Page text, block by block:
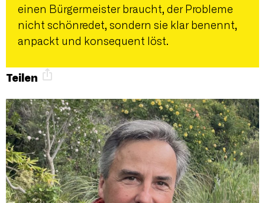
einen Bürgermeister braucht, der Probleme
nicht schönredet, sondern sie klar benennt,
anpackt und konsequent löst.
Teilen